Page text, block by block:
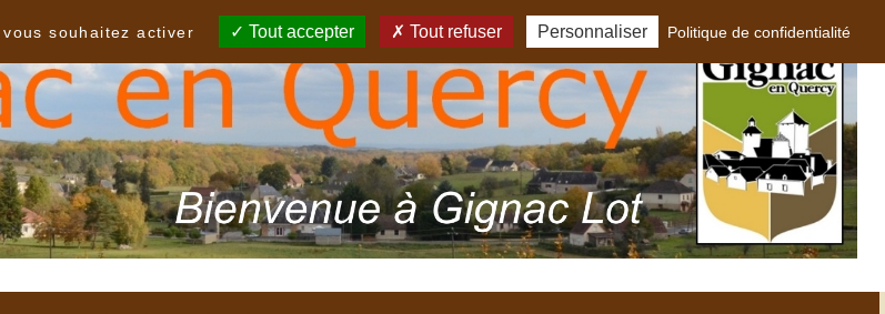
souhaitez activer
Tout accepter Tout refuser Personnaliser Politique de confidentialité